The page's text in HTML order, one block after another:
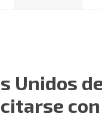
Unidos
citarse